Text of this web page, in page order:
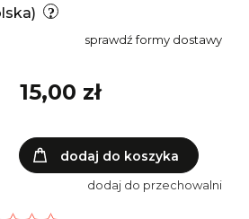
sprawdź formy dostawy
15,00 zł
dodaj do koszyka
dodaj do przechowalni